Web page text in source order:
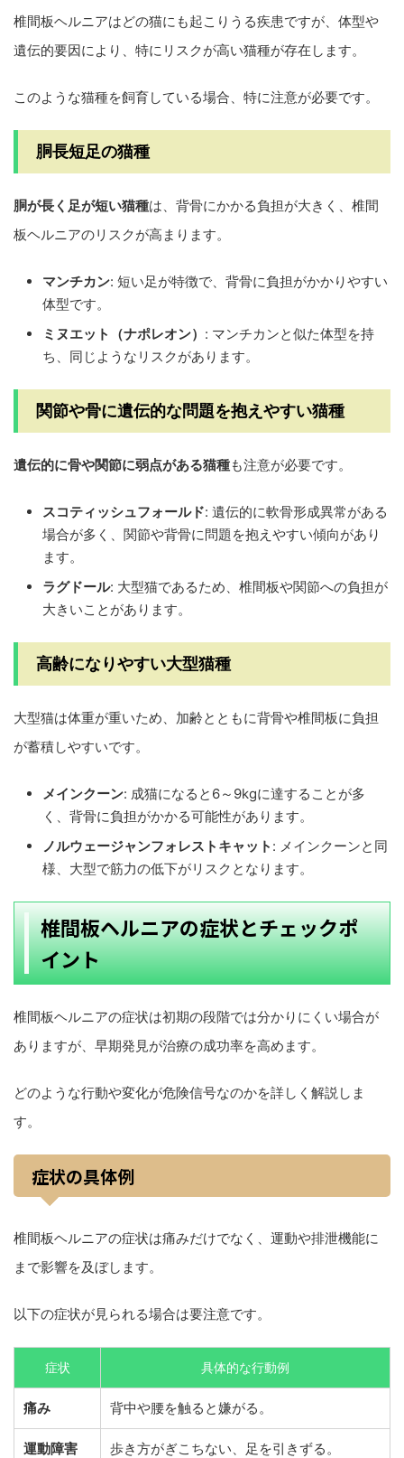
椎間板ヘルニアはどの猫にも起こりうる疾患ですが、体型や
遺伝的要因により、特にリスクが高い猫種が存在します。
このような猫種を飼育している場合、特に注意が必要です。
胴長短足の猫種
胴が長く足が短い猫種は、背骨にかかる負担が大きく、椎間
板ヘルニアのリスクが高まります。
マンチカン: 短い足が特徴で、背骨に負担がかかりやすい
体型です。
ミヌエット（ナポレオン） : マンチカンと似た体型を持
ち、同じようなリスクがあります。
関節や骨に遺伝的な問題を抱えやすい猫種
遺伝的に骨や関節に弱点がある猫種も注意が必要です。
スコティッシュフォールド: 遺伝的に軟骨形成異常がある
場合が多く、関節や背骨に問題を抱えやすい傾向があり
ます。
ラグドール: 大型猫であるため、椎間板や関節への負担が
大きいことがあります。
高齢になりやすい大型猫種
大型猫は体重が重いため、加齢とともに背骨や椎間板に負担
が蓄積しやすいです。
メインクーン: 成猫になると6～9kgに達することが多
く、背骨に負担がかかる可能性があります。
ノルウェージャンフォレストキャット : メインクーンと同
様、大型で筋力の低下がリスクとなります。
椎間板ヘルニアの症状とチェックポ
イント
椎間板ヘルニアの症状は初期の段階では分かりにくい場合が
ありますが、早期発見が治療の成功率を高めます。
どのような行動や変化が危険信号なのかを詳しく解説しま
す。
症状の具体例
椎間板ヘルニアの症状は痛みだけでなく、運動や排泄機能に
まで影響を及ぼします。
以下の症状が見られる場合は要注意です。
症状 具体的な行動例
痛み 背中や腰を触ると嫌がる。
運動障害 歩き方がぎこちない、足を引きずる。